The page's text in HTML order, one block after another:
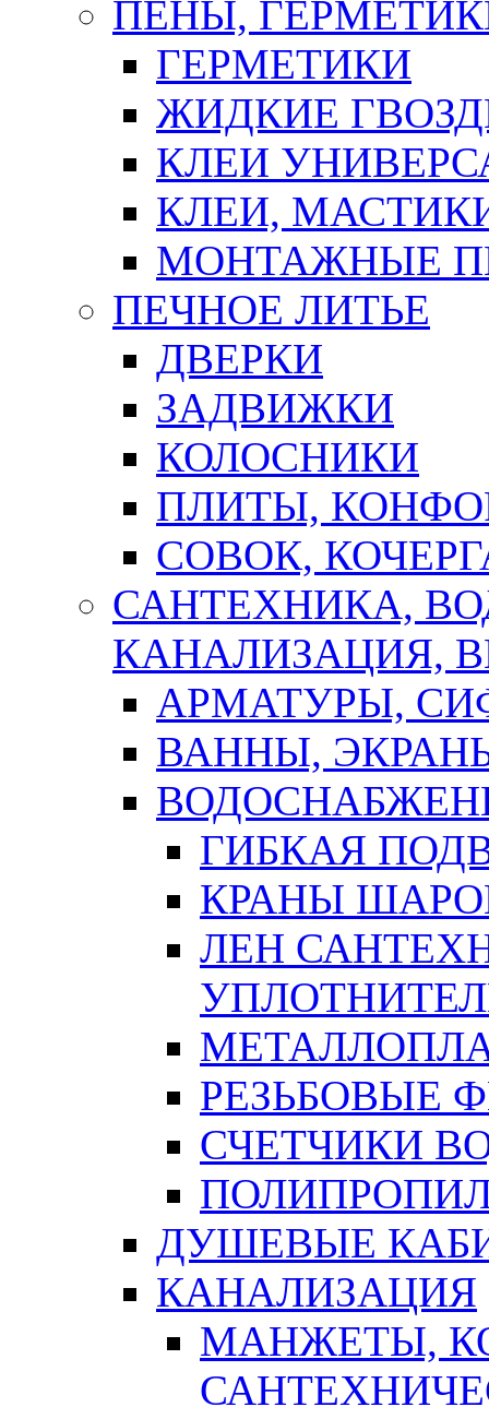
ПЕНЫ,
ГЕРМЕТИКИ
ЖИДКИЕ
КЛЕИ
КЛЕИ,
МОНТАЖНЫЕ
ПЕЧНОЕ ЛИТЬЕ
ДВЕРКИ
ЗАДВИЖКИ
КОЛОСНИКИ
ПЛИТЫ,
СОВОК,
САНТЕХНИКА,
КАНАЛИЗАЦИЯ,
АРМАТУРЫ,
ВАННЫ,
ГИБКАЯ
КРАНЫ
ЛЕН
РЕЗЬБОВЫЕ
СЧЕТЧИКИ
ДУШЕВЫЕ
КАНАЛИЗАЦИЯ
МАНЖЕТЫ,